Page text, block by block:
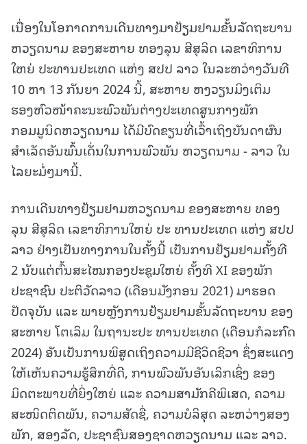
ເນື່ອງໃນໂອກາດການເດີນທາງມາຢ້ຽມຢາມຂັ້ນລັດຖະບານ
ຫວຽດນາມ ຂອງສະຫາຍ ທອງລຸນ ສີສຸລິດ ເລຂາທິການ
ໃຫຍ່ ປະທານປະເທດ ແຫ່ງ ສປປ ລາວ ໃນລະຫວ່າງວັນທີ
10 ຫາ 13 ກັນຍາ 2024 ນີ້, ສະຫາຍ ຫງວຽນມິງເຕິມ
ຮອງຫົວໜ້າຄະນະພົວພັນຕ່າງປະເທດສູນກາງພັກ
ກອມມູນິດຫວຽດນາມ ໄດ້ມີບົດຂຽນທີ່ເວົ້າເຖິງບັນດາຜົນ
ສໍາເລັດອັນພົ້ນເດັ່ນໃນການພົວພັນ ຫວຽດນາມ - ລາວ ໃນ
ໄລຍະມໍ່ໆມານີ້.
ການເດີນທາງຢ້ຽມຢາມຫວຽດນາມ ຂອງສະຫາຍ ທອງ
ລຸນ ສີສຸລິດ ເລຂາທິການໃຫຍ່ ປະ ທານປະເທດ ແຫ່ງ ສປປ
ລາວ ຢ່າງເປັນທາງການໃນຄັ້ງນີ້ ເປັນການຢ້ຽມຢາມຄັ້ງທີ
2 ນັບແຕ່ຕົ້ນສະໄໝກອງປະຊຸມໃຫຍ່ ຄັ້ງທີ XI ຂອງພັກ
ປະຊາຊົນ ປະຕິວັດລາວ (ເດືອນມັງກອນ 2021) ມາຮອດ
ປັດຈຸບັນ ແລະ ພາຍຫຼັງການຢ້ຽມຢາມຂັ້ນລັດຖະບານ ຂອງ
ສະຫາຍ ໂຕເລິມ ໃນຖານະປະ ທານປະເທດ (ເດືອນກໍລະກົດ
2024) ອັນເປັນການພິສູດເຖິງຄວາມມີຊີວິດຊີວາ ຊຶ່ງສະແດງ
ໃຫ້ເຫັນຄວາມຮູ້ສຶກທີ່ດີ, ການພົວພັນອັນເລິກເຊິ່ງ ຂອງ
ມິດຕະພາບທີ່ຍິ່ງໃຫຍ່ ແລະ ຄວາມສາມັກຄີພິເສດ, ຄວາມ
ສະໜິດຕິດພັນ, ຄວາມສັດຊື່, ຄວາມບໍລິສຸດ ລະຫວ່າງສອງ
ພັກ, ສອງລັດ, ປະຊາຊົນສອງຊາດຫວຽດນາມ ແລະ ລາວ.